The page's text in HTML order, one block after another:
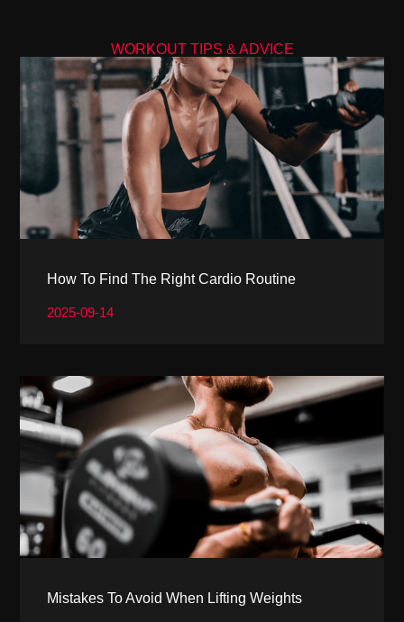
WORKOUT TIPS & ADVICE
How To Find The Right Cardio Routine
2025-09-14
Mistakes To Avoid When Lifting Weights